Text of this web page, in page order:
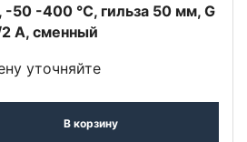
50 -400 °C, гильза 50 мм, G
А, сменный
уточняйте
В корзину